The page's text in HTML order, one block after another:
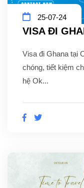
25-07-24
VISA ĐI
Visa đi Ghana tại
chóng, tiết kiệm
hệ Ok...